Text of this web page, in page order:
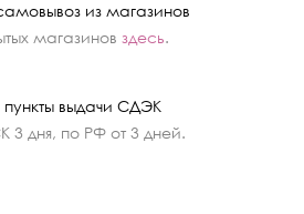
из магазинов
магазинов здесь.
выдачи СДЭК
дня, по РФ от 3 дней.